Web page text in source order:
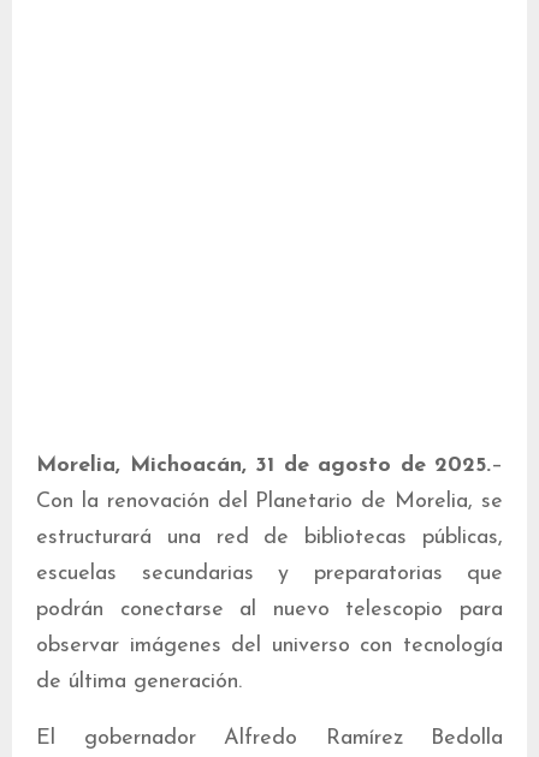
Morelia, Michoacán, 31 de agosto de 2025.–
Con la renovación del Planetario de Morelia, se
estructurará una red de bibliotecas públicas,
escuelas secundarias y preparatorias que
podrán conectarse al nuevo telescopio para
observar imágenes del universo con tecnología
de última generación.
El gobernador Alfredo Ramírez Bedolla